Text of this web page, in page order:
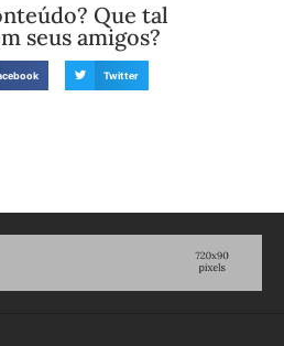
Que tal
seus amigos?
Twitter